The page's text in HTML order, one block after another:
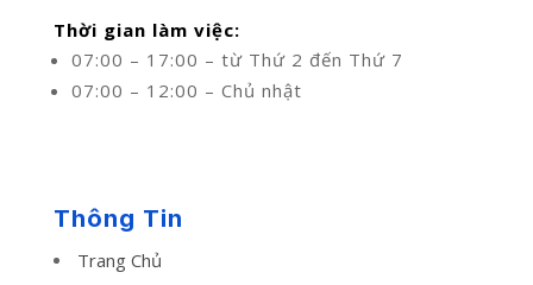
Thời gian làm việc:
07:00 – 17:00 – từ Thứ 2 đến Thứ 7
07:00 – 12:00 – Chủ nhật
Thông Tin
Trang Chủ